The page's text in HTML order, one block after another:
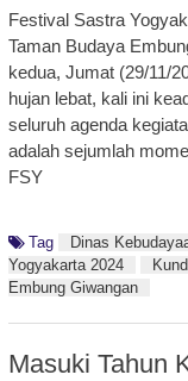
Festival Sastra
Taman Budaya
kedua, Jumat (29/11/
hujan lebat, kali ini
seluruh agenda
adalah sejumlah
FSY
Tag Dinas
Yogyakarta 2024
Embung Giwangan
Masuki Tahun